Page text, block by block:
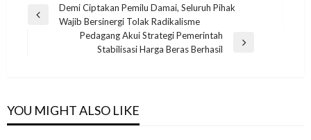
Post
navigation
Previous
Demi Ciptakan Pemilu Damai, Seluruh Pihak
Wajib Bersinergi Tolak Radikalisme
Pedagang Akui Strategi Pemerintah
Stabilisasi Harga Beras Berhasil
YOU MIGHT ALSO LIKE